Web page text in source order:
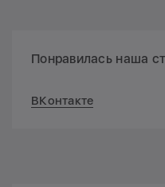
Понравилась наша
ВКонтакте